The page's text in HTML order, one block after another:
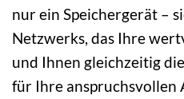
nur ein Speichergerät –
Netzwerks, das Ihre
und Ihnen gleichzeitig
für Ihre anspruchsvollen